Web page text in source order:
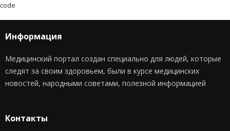
code
Информация
Медицинский портал создан специально для людей, которые
следят за своим здоровьем, были в курсе медицинских
новостей, народными советами, полезной информацией
Контакты